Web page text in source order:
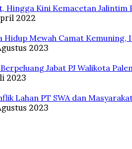
Hingga Kini Kemacetan Jalintim
2022
Hidup Mewah Camat
2023
Jabat PJ Walikota
2023
Lahan PT SWA dan
2023